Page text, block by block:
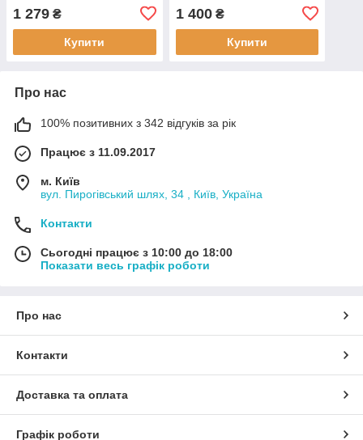
1619343, 17SG-12023-AC,
1S7G-12029-AB,
1 279 ₴
Купити
16V, 1,8 16V XR3i, 1,8 16V,
1,8
1 400₴
Купити
Про нас
100% позитивних з 342 відгуків за рік
Працює з 11.09.2017
м. Київ
вул. Пирогівський шлях, 34 , Київ, Україна
Контакти
Сьогодні працює з 10:00 до 18:00
Показати весь графік роботи
Про нас
Контакти
Доставка та оплата
Графік роботи